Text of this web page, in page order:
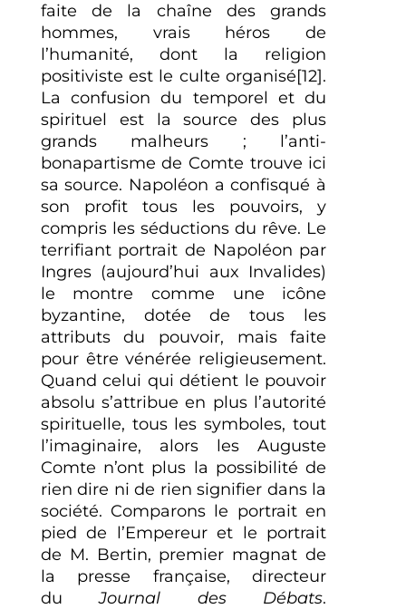
faite de la chaîne des grands
hommes, vrais héros de
l’humanité, dont la religion
positiviste est le culte organisé[12].
La confusion du temporel et du
spirituel est la source des plus
grands malheurs ; l’anti-
bonapartisme de Comte trouve ici
sa source. Napoléon a confisqué à
son profit tous les pouvoirs, y
compris les séductions du rêve. Le
terrifiant portrait de Napoléon par
Ingres (aujourd’hui aux Invalides)
le montre comme une icône
byzantine, dotée de tous les
attributs du pouvoir, mais faite
pour être vénérée religieusement.
Quand celui qui détient le pouvoir
absolu s’attribue en plus l’autorité
spirituelle, tous les symboles, tout
l’imaginaire, alors les Auguste
Comte n’ont plus la possibilité de
rien dire ni de rien signifier dans la
société. Comparons le portrait en
pied de l’Empereur et le portrait
de M. Bertin, premier magnat de
la presse française, directeur
duJournal des Débats.